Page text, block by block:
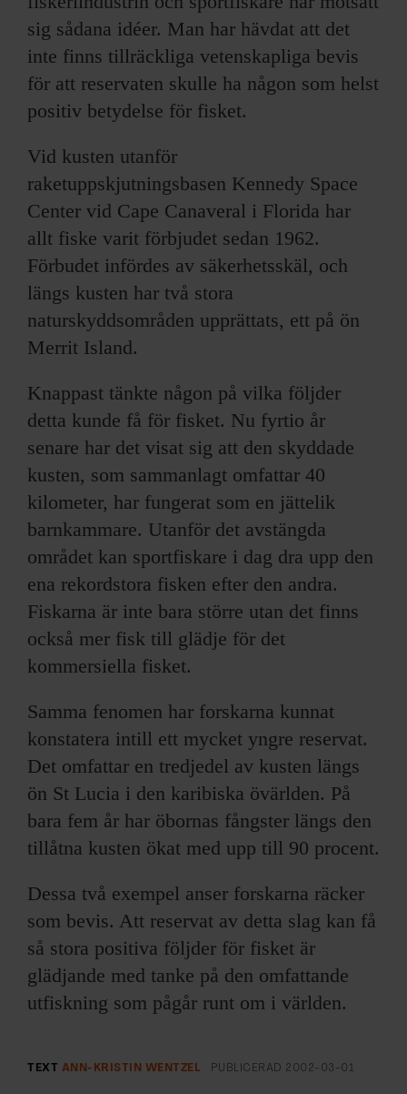
sig sådana idéer. Man har hävdat att det
inte finns tillräckliga vetenskapliga bevis
för att reservaten skulle ha någon som helst
positiv betydelse för fisket.
Vid kusten utanför
raketuppskjutningsbasen Kennedy Space
Center vid Cape Canaveral i Florida har
allt fiske varit förbjudet sedan 1962.
Förbudet infördes av säkerhetsskäl, och
längs kusten har två stora
naturskyddsområden upprättats, ett på ön
Merrit Island.
Knappast tänkte någon på vilka följder
detta kunde få för fisket. Nu fyrtio år
senare har det visat sig att den skyddade
kusten, som sammanlagt omfattar 40
kilometer, har fungerat som en jättelik
barnkammare. Utanför det avstängda
området kan sportfiskare i dag dra upp den
ena rekordstora fisken efter den andra.
Fiskarna är inte bara större utan det finns
också mer fisk till glädje för det
kommersiella fisket.
Samma fenomen har forskarna kunnat
konstatera intill ett mycket yngre reservat.
Det omfattar en tredjedel av kusten längs
ön St Lucia i den karibiska övärlden. På
bara fem år har öbornas fångster längs den
tillåtna kusten ökat med upp till 90 procent.
Dessa två exempel anser forskarna räcker
som bevis. Att reservat av detta slag kan få
så stora positiva följder för fisket är
glädjande med tanke på den omfattande
utfiskning som pågår runt om i världen.
TEXT ANN-KRISTIN WENTZEL PUBLICERAD 2002-03-01